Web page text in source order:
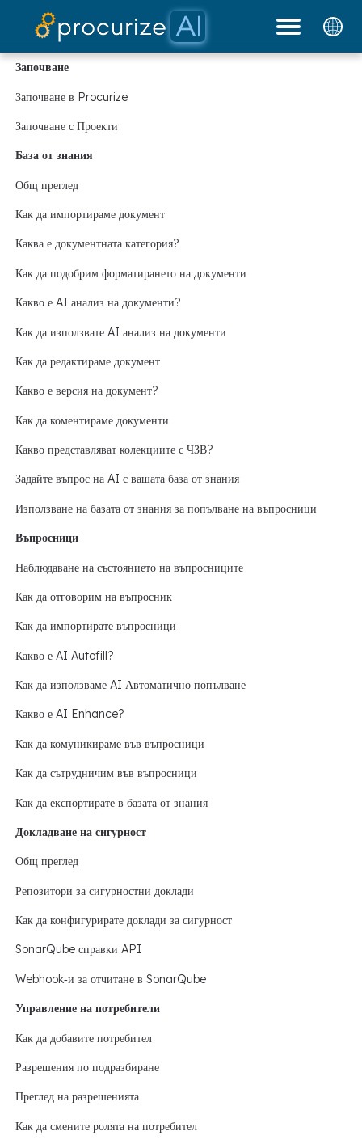
Започване
Започване в Procurize
Започване с Проекти
База от знания
Общ преглед
Как да импортираме документ
Каква е документната категория?
Как да подобрим форматирането на документи
Какво е AI анализ на документи?
Как да използвате AI анализ на документи
Как да редактираме документ
Какво е версия на документ?
Как да коментираме документи
Какво представляват колекциите с ЧЗВ?
Задайте въпрос на AI с вашата база от знания
Използване на базата от знания за попълване на въпросници
Въпросници
Наблюдаване на състоянието на въпросниците
Как да отговорим на въпросник
Как да импортирате въпросници
Какво е AI Autofill?
Как да използваме AI Автоматично попълване
Какво е AI Enhance?
Как да комуникираме във въпросници
Как да сътрудничим във въпросници
Как да експортирате в базата от знания
Докладване на сигурност
Общ преглед
Репозитори за сигурностни доклади
Как да конфигурирате доклади за сигурност
SonarQube справки API
Webhook‑и за отчитане в SonarQube
Управление на потребители
Как да добавите потребител
Разрешения по подразбиране
Преглед на разрешенията
Как да смените ролята на потребител